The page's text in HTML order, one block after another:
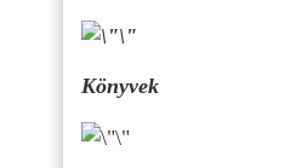
Könyvek